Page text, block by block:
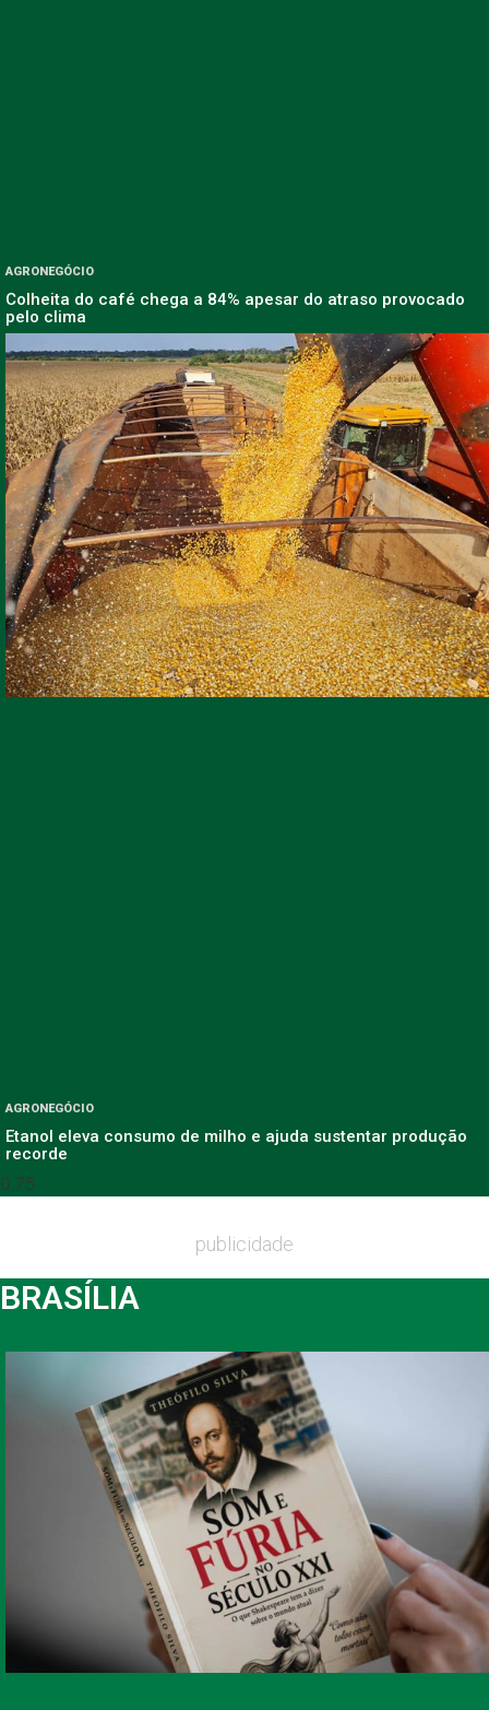
AGRONEGÓCIO
Colheita do café chega a 84% apesar do atraso provocado
pelo clima
AGRONEGÓCIO
Etanol eleva consumo de milho e ajuda sustentar produção
recorde
publicidade
BRASÍLIA